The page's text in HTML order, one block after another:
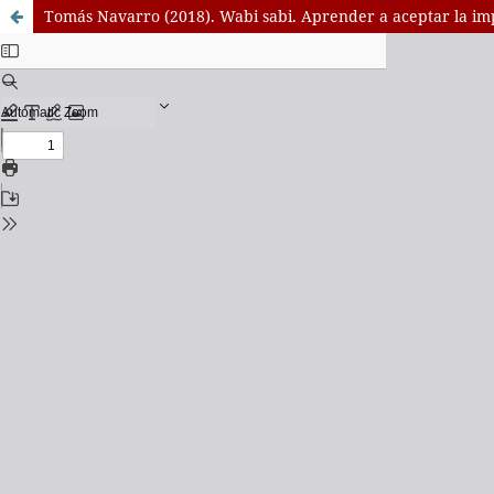
Tomás Navarro (2018). Wabi sabi. Aprender a aceptar la